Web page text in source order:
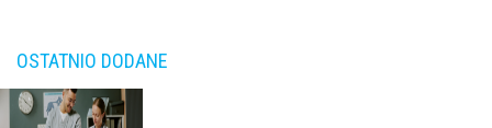
OSTATNIO DODANE